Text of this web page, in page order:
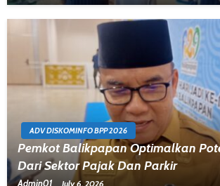
ADV DISKOMINFO BPP 2026
Pemkot Balikpapan Optimalkan
Dari Sektor Pajak Dan Parkir
Admin01 July 6, 2026